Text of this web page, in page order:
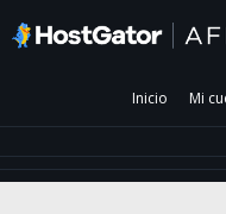
Inicio Mi